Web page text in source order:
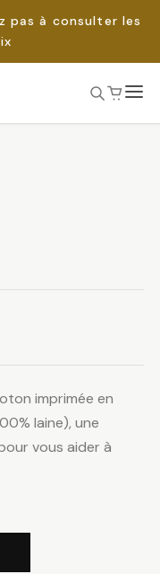
pas à consulter les
imprimée en
laine), une
vous aider à